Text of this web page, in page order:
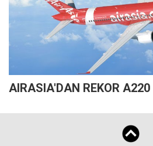
AIRASIA'DAN REKOR